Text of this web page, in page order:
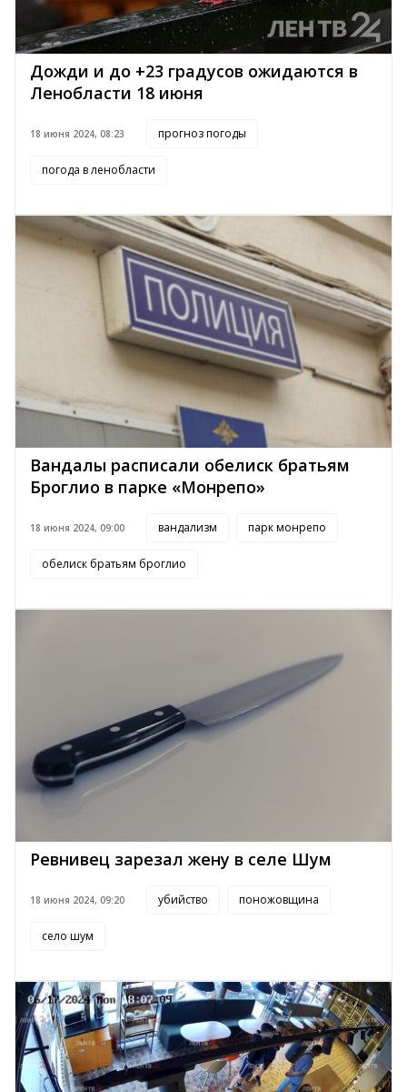
Дожди и до +23 градусов ожидаются в
Ленобласти 18 июня
18 июня 2024, 08:23 прогноз погоды
погода в ленобласти
Вандалы расписали обелиск братьям
Броглио в парке «Монрепо»
18 июня 2024, 09:00 вандализм парк монрепо
обелиск братьям броглио
Ревнивец зарезал жену в селе Шум
18 июня 2024, 09:20 убийство поножовщина
село шум